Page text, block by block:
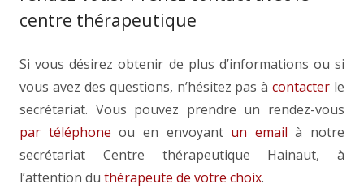
centre thérapeutique
Si vous désirez obtenir de plus d’informations ou si
vous avez des questions, n’hésitez pas àcontacter le
secrétariat. Vous pouvez prendre un rendez-vous
par téléphone ou en envoyantun email à notre
secrétariat Centre thérapeutique Hainaut, à
l’attention du thérapeute de votre choix.